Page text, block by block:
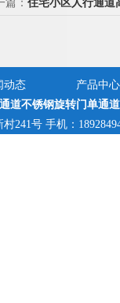
篇： 住宅小区人行通道
动态
产品中心
道不锈钢旋转门单通
241号 手机：